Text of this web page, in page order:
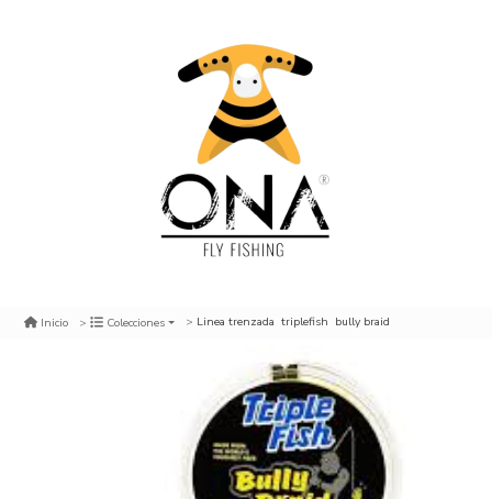
Inicio Colecciones Linea trenzada triplefish bully braid